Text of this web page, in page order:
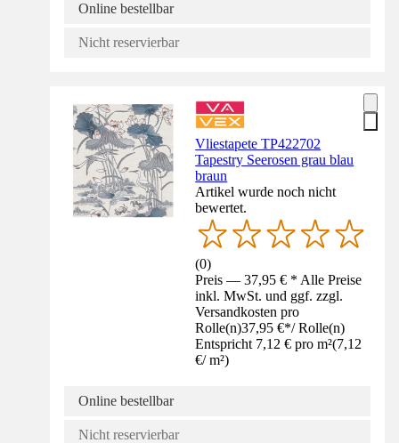
Online bestellbar
Nicht reservierbar
Vliestapete TP422702
Tapestry Seerosen grau blau
braun
Artikel wurde noch nicht
bewertet.
(0)
Preis — 37,95 € * Alle Preise
inkl. MwSt. und ggf. zzgl.
Versandkosten pro
Rolle(n)37,95 €*/ Rolle(n)
Entspricht 7,12 € pro m²(7,12
€/ m²)
Online bestellbar
Nicht reservierbar